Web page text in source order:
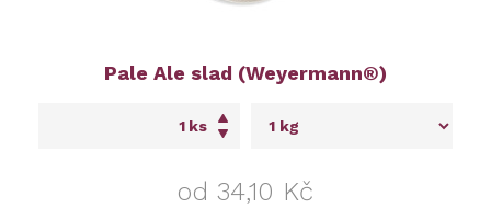
Pale Ale slad (Weyermann®)
ks
od 34,10 Kč